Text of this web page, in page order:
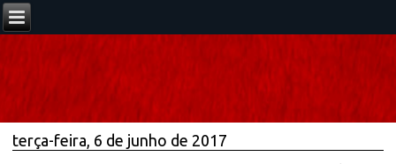
terça-feira, 6 de junho de 2017